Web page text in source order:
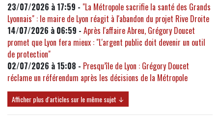
23/07/2026 à 17:59 - "La Métropole sacrifie la santé des Grands
Lyonnais" : le maire de Lyon réagit à l'abandon du projet Rive Droite
14/07/2026 à 06:59 - Après l'affaire Abreu, Grégory Doucet
promet que Lyon fera mieux : "L'argent public doit devenir un outil
de protection"
02/07/2026 à 15:08 - Presqu’île de Lyon : Grégory Doucet
réclame un référendum après les décisions de la Métropole
Afficher plus d'articles sur le même sujet ↓